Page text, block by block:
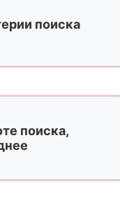
поиска
поиска,